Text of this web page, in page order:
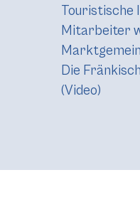
Touristische
Mitarbeiter
Die
(Video)